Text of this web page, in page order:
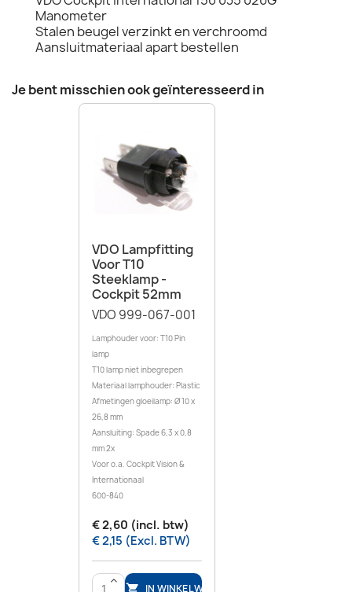
Manometer
Stalen beugel verzinkt en verchroomd
Aansluitmateriaal apart bestellen
Je bent misschien ook geïnteresseerd in
VDO Lampfitting
Voor T10
Steeklamp -
Cockpit 52mm
VDO 999-067-001
Lamphouder voor: T10 Pin
lamp
T10 lamp niet inbegrepen
Materiaal lamphouder: Plastic
Afmetingen gloeilamp: Ø 10 x
26,8 mm
Aansluiting: Spade 6,3 x 0,8
mm 2x
Voor o.a. Cockpit Vision &
Internationaal
600-840
€ 2,60 (incl. btw)
€ 2,15 (Excl. BTW)
>
 IN WINKELWAGEN